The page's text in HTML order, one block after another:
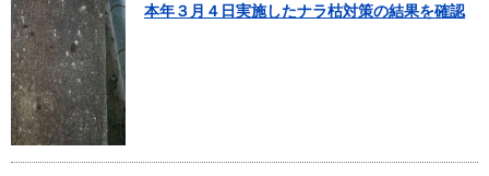
本年３月４日実施したナラ枯対策の結果を確認